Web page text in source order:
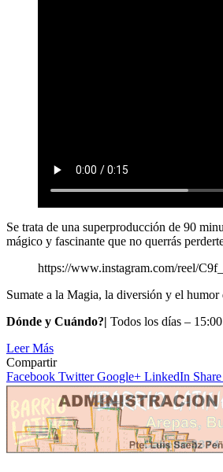
Se trata de una superproducción de 90
mágico y fascinante que no querrás
https://www.instagram.com/reel/
Sumate a la Magia, la diversión y el
Dónde y Cuándo?| Todos los días –
Leer Más
Compartir
Facebook Twitter Google+ LinkedIn